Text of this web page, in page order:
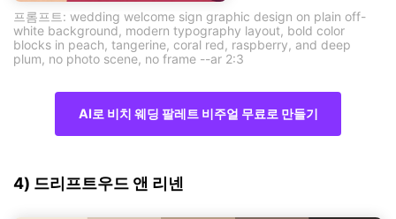
프롬프트: wedding welcome sign graphic design on plain off-
white background, modern typography layout, bold color
blocks in peach, tangerine, coral red, raspberry, and deep
plum, no photo scene, no frame --ar 2:3
AI로 비치 웨딩 팔레트 비주얼 무료로 만들기
4) 드리프트우드 앤 리넨